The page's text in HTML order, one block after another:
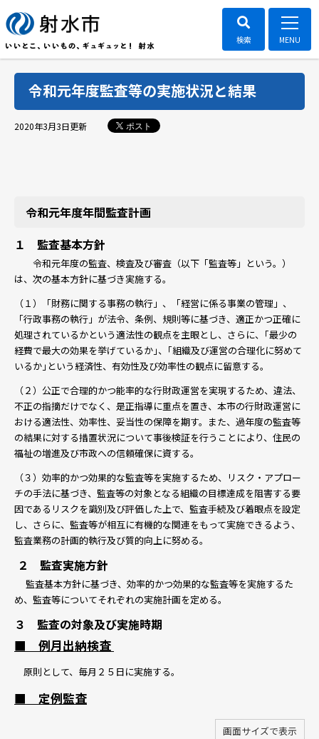
令和元年度監査等の実施状況と結果
2020年3月3日更新 ポスト
令和元年度年間監査計画
１ 監査基本方針
令和元年度の監査、検査及び審査（以下「監査等」という。）
は、次の基本方針に基づき実施する。
（１）「財務に関する事務の執行」、「経営に係る事業の管理」、
「行政事務の執行」が法令、条例、規則等に基づき、適正かつ正確に
処理されているかという適法性の観点を主眼とし、さらに、｢最少の
経費で最大の効果を挙げているか｣、｢組織及び運営の合理化に努めて
いるか｣という経済性、有効性及び効率性の観点に留意する。
（２）公正で合理的かつ能率的な行財政運営を実現するため、違法、
不正の指摘だけでなく、是正指導に重点を置き、本市の行財政運営に
おける適法性、効率性、妥当性の保障を期す。また、過年度の監査等
の結果に対する措置状況について事後検証を行うことにより、住民の
福祉の増進及び市政への信頼確保に資する。
（３）効率的かつ効果的な監査等を実施するため、リスク・アプロー
チの手法に基づき、監査等の対象となる組織の目標達成を阻害する要
因であるリスクを識別及び評価した上で、監査手続及び着眼点を設定
し、さらに、監査等が相互に有機的な関連をもって実施できるよう、
監査業務の計画的執行及び質的向上に努める。
２ 監査実施方針
監査基本方針に基づき、効率的かつ効果的な監査等を実施するた
め、監査等についてそれぞれの実施計画を定める。
３ 監査の対象及び実施時期
■ 例月出納検査
原則として、毎月２５日に実施する。
■ 定例監査
画面サイズで表示